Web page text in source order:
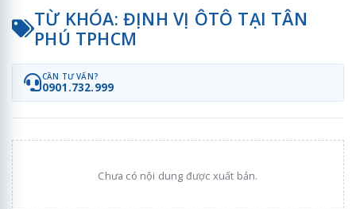
TỪ KHÓA: ĐỊNH VỊ ÔTÔ TẠI TÂN
PHÚ TPHCM
CẦN TƯ VẤN?
0901.732.999
Chưa có nội dung được xuất bản.